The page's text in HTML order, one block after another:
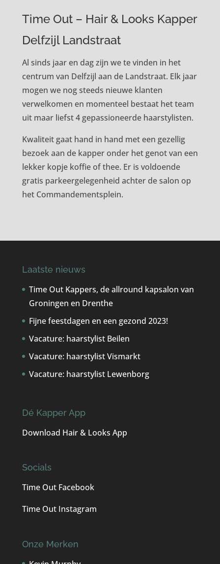
Time Out – Hair & Looks Kapper
Delfzijl Landstraat
Al sinds jaar en dag zijn we te vinden in het
centrum van Delfzijl aan de Landstraat. Elk jaar
mogen we nog steeds nieuwe klanten
verwelkomen en momenteel bestaat het team
uit maar liefst 4 gepassioneerde haarstylisten.
Kwaliteit gaat hand in hand met een gezellig
bezoek aan de kapper onder het genot van een
lekker kopje koffie of thee. Er is voldoende
gratis parkeergelegenheid achter de salon op
het Commandementsplein.
Laatste nieuws
Time Out Kappers, de allround kapsalon van
Groningen en Drenthe
Fijne feestdagen en een gezond 2023!
Vacature: haarstylist Beilen
Vacature: haarstylist Vismarkt
Vacature: haarstylist Lewenborg
Dé Kapper App
Download Hair & Looks App
Socials
Time Out Facebook
Time Out Instagram
Onze Merken